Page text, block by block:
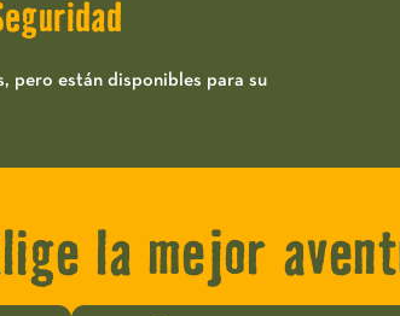
pero están disponibles para su
la mejor